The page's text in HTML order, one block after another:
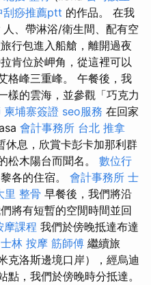
刮痧推薦ptt 的作品。 在我
、帶淋浴/衛生間、配有空
行包進入船艙，離開過夜
肯位於岬角，從這裡可以
格峰三重峰。 午餐後，我
樣的雲海，並參觀「巧克力
柬埔寨簽證 seo服務 在回家
會計事務所 台北 推拿
休息，欣賞卡彭卡加那利群
松木陽台而聞名。 數位行
各的住宿。 會計事務所 士
里 整骨 早餐後，我們將沿
將有短暫的空閒時間並回
摩課程 我們於傍晚抵達布達
士林 按摩 筋師傅 繼續旅
克洛斯邊境口岸），經烏迪
，我們於傍晚時分抵達。